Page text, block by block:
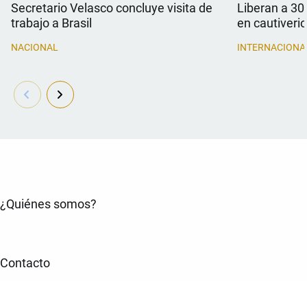
Secretario Velasco concluye visita de
trabajo a Brasil
NACIONAL
Liberan a
en
¿Quiénes somos?
Contacto